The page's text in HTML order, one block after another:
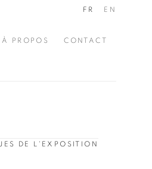
À PROPOS CONTACT
FR EN
DE L'EXPOSITION